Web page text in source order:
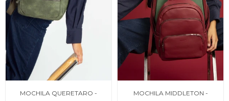
MOCHILA QUERETARO -
MOCHILA MIDDLETON -